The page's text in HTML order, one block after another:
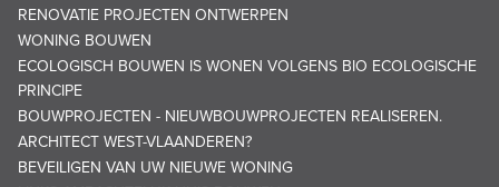
RENOVATIE PROJECTEN ONTWERPEN
WONING BOUWEN
ECOLOGISCH BOUWEN IS WONEN VOLGENS BIO ECOLOGISCHE
PRINCIPE
BOUWPROJECTEN - NIEUWBOUWPROJECTEN REALISEREN.
ARCHITECT WEST-VLAANDEREN?
BEVEILIGEN VAN UW NIEUWE WONING